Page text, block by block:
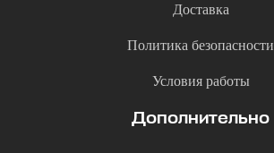
Доставка
Политика безопасности
Условия работы
Дополнительно